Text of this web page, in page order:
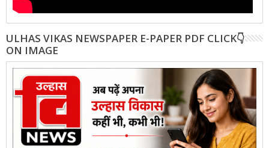
ULHAS VIKAS NEWSPAPER E-PAPER PDF CLICK👇
ON IMAGE